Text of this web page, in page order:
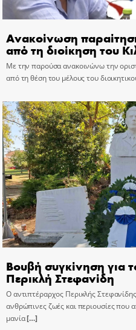
Ανακοίνωση
από τη διοίκηση του
Με την παρούσα ανακοινώνω την
από τη θέση του μέλους του
Βουβή συγκίνηση για
Περικλή Στεφανίδη
Ο αντιπτέραρχος Περικλής
ανθρώπινες ζωές και περιουσίες που
μανία[…]